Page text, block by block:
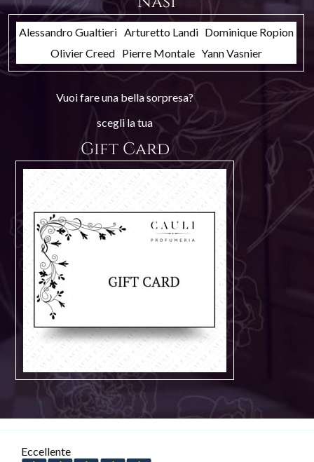
Alessandro Gualtieri Arturetto Landi Dominique Ropion
Olivier Creed Pierre Montale Yann Vasnier
Vuoi fare una bella sorpresa?
scegli la tua
Gift Card
Eccellente